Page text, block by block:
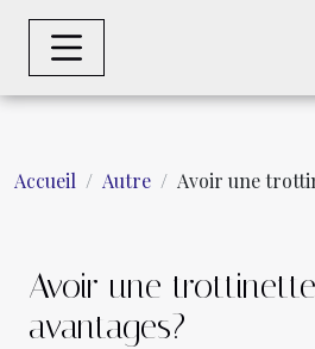
Accueil Autre Avoir une
Avoir une
avantages?